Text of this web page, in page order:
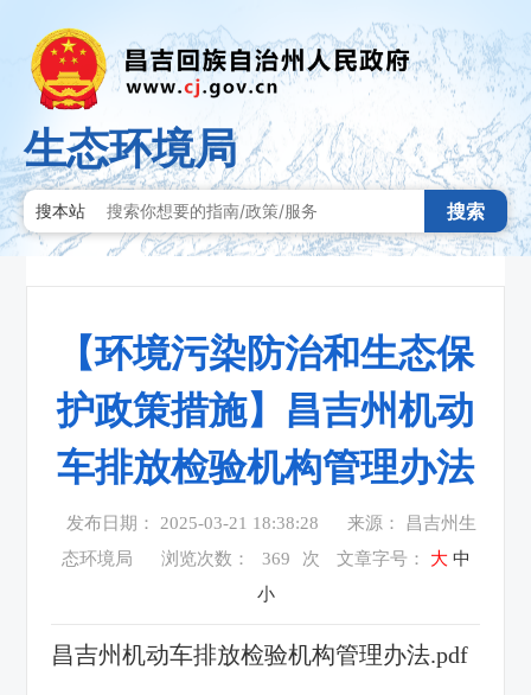
生态环境局
搜本站 搜索
【环境污染防治和生态保
护政策措施】昌吉州机动
车排放检验机构管理办法
发布日期： 2025-03-21 18:38:28
来源： 昌吉州生
态环境局
浏览次数： 369 次 文章字号： 大 中
小
昌吉州机动车排放检验机构管理办法.pdf